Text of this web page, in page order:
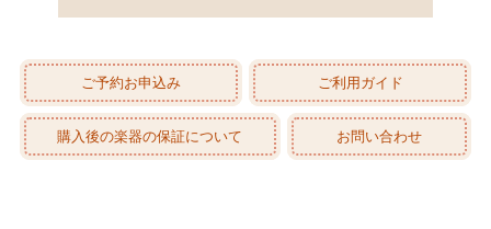
ご予約お申込み ご利用ガイド
購入後の楽器の保証について お問い合わせ